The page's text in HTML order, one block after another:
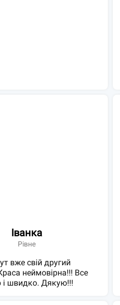
Іванка
Рівне
вже свій другий
неймовірна!!! Все
і швидко. Дякую!!!